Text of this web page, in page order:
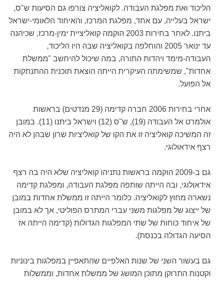
הליכוד ואת מפלגת העבודה. לקואליציה צורפו גם הסיעות ש"ס,
ישראל בעלייה, עם אחד, מפלגת המרכז, והאיחוד הלאומי-ישראל
ביתנו. לאחר בחירות 2003 הוקמה קואליציית ימין-מרכז, שכיהנה
עד ינואר 2005 והוחלפה בקואליציה שבה היו הליכוד,
העבודה-מימד ויהדות התורה, במה שיכול להיחשב "ממשלת
אחדות", שמשימתה העיקרית הייתה הוצאת תוכנית ההתנתקות
אל הפועל.
אחרי בחירות 2006 חברה קדימה (29 מנדטים) בראשות
אולמרט אל העבודה (19), ש"ס (12) וישראל ביתנו (11). במובן
זה המשיכה קואליציה זו את הקו של קואליציות שרון שבהן לא היה
רצף אידאולוגי.
גם ב-2009 הוקמה בראשות נתניהו קואליציה שלא היה בה רצף
אידאולוגי, ובה הייתה שותפה מפלגת העבודה, ומפלגת קדימה
נשארה מחוץ לקואליציה. כלומר הייתה זו ממשלת אחדות במובן
של ייצוג של מפלגות משני עברי המתרס הפוליטי, אך לא במובן
של איחוד כוחות של שתי המפלגות הגדולות (קדימה הייתה אז
הסיעה הגדולה בכנסת).
גם בעשור השני של שנות האלפיים שהתאפיין במפלגות בינוניות
וקטנות התרוקן מתוכן המושג של ממשלת אחדות, וממשלות